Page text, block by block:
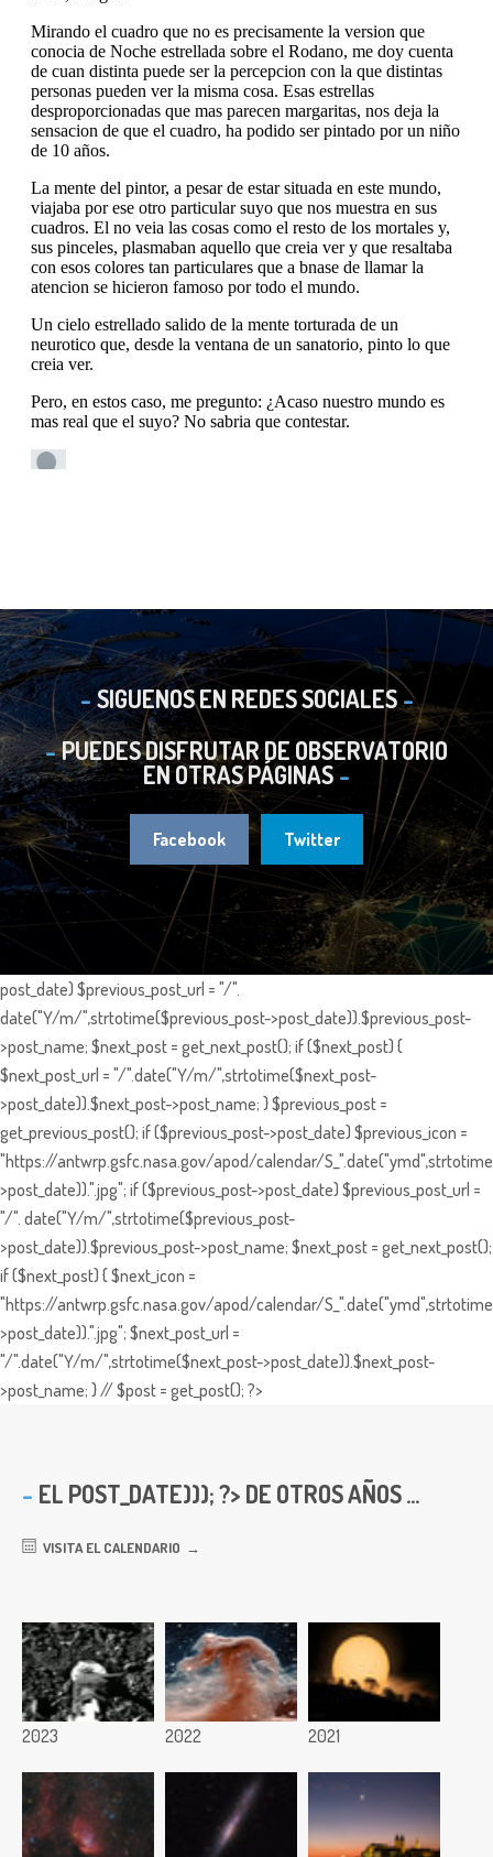
SIGUENOS EN REDES SOCIALES
PUEDES DISFRUTAR DE OBSERVATORIO
EN OTRAS PÁGINAS
Facebook Twitter
post_date) $previous_post_url = "/".
date("Y/m/",strtotime($previous_post->post_date)).$previous_post-
>post_name; $next_post = get_next_post(); if ($next_post) {
$next_post_url = "/".date("Y/m/",strtotime($next_post-
>post_date)).$next_post->post_name; } $previous_post =
get_previous_post(); if ($previous_post->post_date) $previous_icon =
"https://antwrp.gsfc.nasa.gov/apod/calendar/
>post_date)).".jpg"; if ($previous_post->post_date) $previous_post_url =
"/". date("Y/m/",strtotime($previous_post-
>post_date)).$previous_post->post_name; $next_post = get_next_post();
if ($next_post) { $next_icon =
"https://antwrp.gsfc.nasa.gov/apod/calendar/
>post_date)).".jpg"; $next_post_url =
"/".date("Y/m/",strtotime($next_post->post_date)).$next_post-
>post_name; } // $post = get_post(); ?>
EL POST_DATE))); ?> DE OTROS AÑOS ...
VISITA EL CALENDARIO
2023 2022 2021